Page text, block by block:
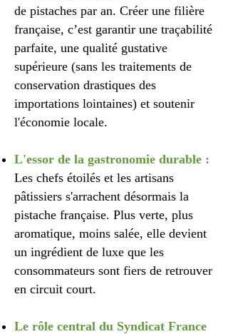
de pistaches par an. Créer une filière
française, c’est garantir une traçabilité
parfaite, une qualité gustative
supérieure (sans les traitements de
conservation drastiques des
importations lointaines) et soutenir
l'économie locale.
L'essor de la gastronomie durable :
Les chefs étoilés et les artisans
pâtissiers s'arrachent désormais la
pistache française. Plus verte, plus
aromatique, moins salée, elle devient
un ingrédient de luxe que les
consommateurs sont fiers de retrouver
en circuit court.
Le rôle central du Syndicat France